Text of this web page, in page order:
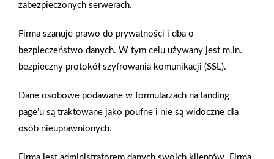
Zobacz więcej
zabezpieczonych serwerach.
Firma szanuje prawo do prywatności i dba o
bezpieczeństwo danych. W tym celu używany jest m.in.
bezpieczny protokół szyfrowania komunikacji (SSL).
Dane osobowe podawane w formularzach na landing
page’u są traktowane jako poufne i nie są widoczne dla
osób nieuprawnionych.